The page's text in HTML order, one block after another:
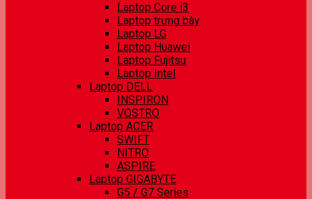
Laptop Core i3
Laptop trưng bày
Laptop LG
Laptop Huawei
Laptop Fujitsu
Laptop Intel
Laptop DELL
INSPIRON
VOSTRO
Laptop ACER
SWIFT
NITRO
ASPIRE
Laptop GIGABYTE
G5 / G7 Series